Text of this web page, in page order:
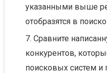
указанными выше
отобразятся в
Сравните
конкурентов,
поисковых систем и